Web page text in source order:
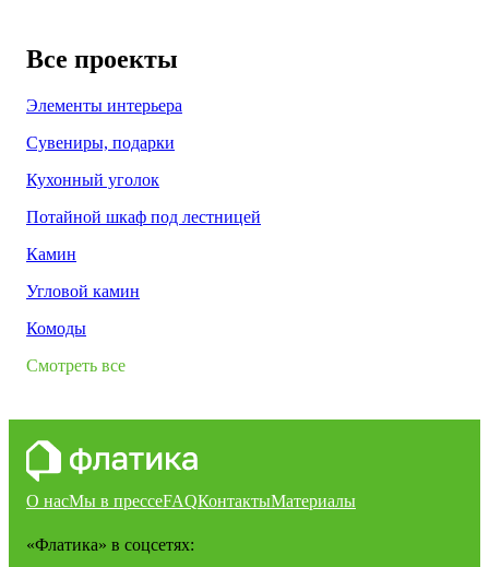
Все проекты
Элементы интерьера
Сувениры, подарки
Кухонный уголок
Потайной шкаф под лестницей
Камин
Угловой камин
Комоды
Смотреть все
О насМы в прессеFAQКонтактыМатериалы
«Флатика» в соцсетях: